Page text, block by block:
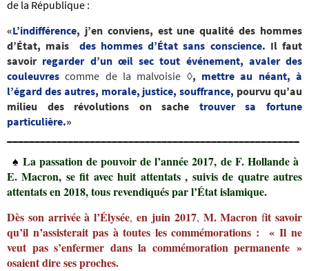
de la République :
«L’indifférence, j’en conviens, est une qualité des hommes
d’État, mais des hommes d’État sans conscience. Il faut
savoir regarder d’un œil sec tout événement, avaler des
couleuvres comme de la malvoisie ◊, mettre au néant, à
l’égard des autres, morale, justice, souffrance, pourvu qu’au
milieu des révolutions on sache trouver sa fortune
particulière.»
♠ La passation de pouvoir de l’année 2017, de F. Hollande à
E. Macron, se fit avec huit attentats , suivis de quatre autres
attentats en 2018, tous revendiqués par l’État islamique.
Dès son arrivée à l’Élysée,en juin 2017, M.Macron fit savoir
qu’il n’assisterait pas à toutes les commémorations : « Il ne
veut pas s’enfermer dans la commémoration permanente »
osaient dire ses proches.